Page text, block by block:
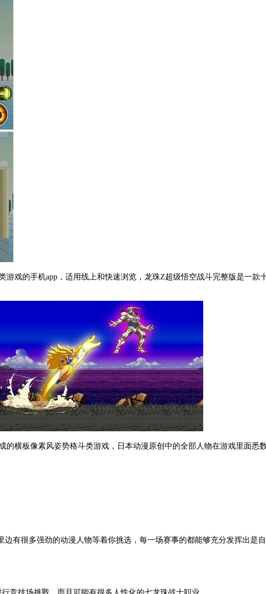
戏的手机app，适用线上和快速浏览，龙珠Z超级悟空战斗完整版是一款
横板像素风姿势格斗类游戏，日本动漫原创中的全部人物在游戏里面悉
有很多强劲的动漫人物等着你挑选，每一场赛事的都能够充分发挥出是
竞技场挑戰，而且可能有很多人性化的七龙珠战士职业。